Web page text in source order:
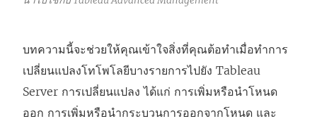
บทความนี้จะช่วยให้คุณเข้าใจสิ่งที่คุณต้อทำเมื่อทำการ
เปลี่ยนแปลงโทโพโลยีบางรายการไปยัง Tableau
Server การเปลี่ยนแปลง ได้แก่ การเพิ่มหรือนำโหนด
ออก การเพิ่มหรือนำกระบวนการออกจากโหนด และ